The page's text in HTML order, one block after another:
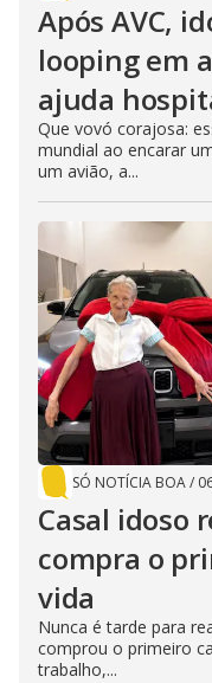
Após AVC,
looping em
ajuda
Que vovó corajosa:
mundial ao encarar
um avião, a...
SÓ NOTÍCIA BOA/
Casal idoso
compra o
vida
Nunca é tarde para
comprou o primeiro
trabalho,...